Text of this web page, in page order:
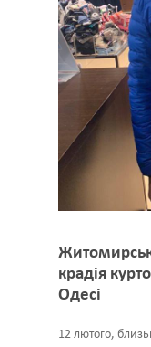
крадія
Одесі
12 лютого,